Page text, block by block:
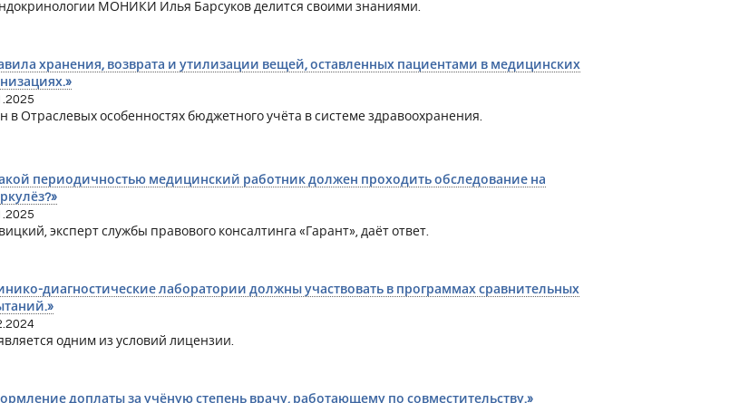
МОНИКИ Илья Барсуков делится своими знаниями.
хранения, возврата и утилизации вещей, оставленных пациентами в медицинских
в Отраслевых особенностях бюджетного учёта в системе здравоохранения.
периодичностью медицинский работник должен проходить обследование на
эксперт службы правового консалтинга «Гарант», даёт ответ.
диагностические лаборатории должны участвовать в программах сравнительных
одним из условий лицензии.
доплаты за учёную степень врачу, работающему по совместительству.»